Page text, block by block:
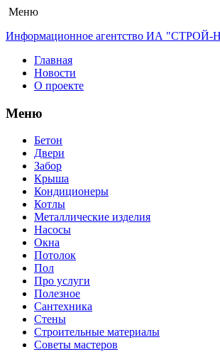
Меню
Информационное агентство ИА
Главная
Новости
О проекте
Меню
Бетон
Двери
Забор
Крыша
Кондиционеры
Котлы
Металлические изделия
Насосы
Окна
Потолок
Пол
Про услуги
Полезное
Сантехника
Стены
Строительные материалы
Советы мастеров